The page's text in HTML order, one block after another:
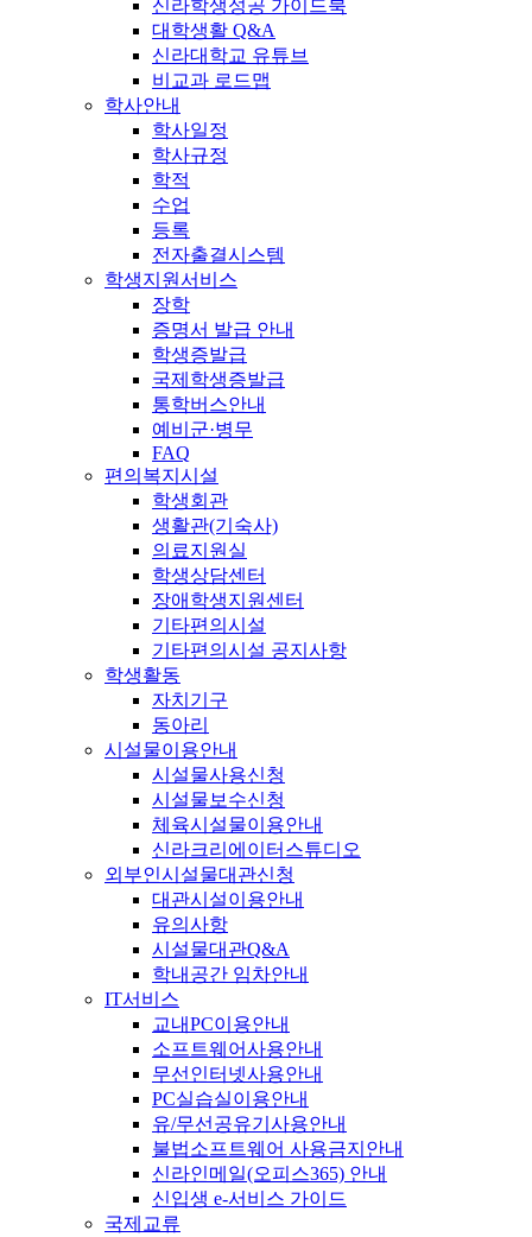
신라학생성공 가이드북
대학생활 Q&A
신라대학교 유튜브
비교과 로드맵
학사안내
학사일정
학사규정
학적
수업
등록
전자출결시스템
학생지원서비스
장학
증명서 발급 안내
학생증발급
국제학생증발급
통학버스안내
예비군·병무
FAQ
편의복지시설
학생회관
생활관(기숙사)
의료지원실
학생상담센터
장애학생지원센터
기타편의시설
기타편의시설 공지사항
학생활동
자치기구
동아리
시설물이용안내
시설물사용신청
시설물보수신청
체육시설물이용안내
신라크리에이터스튜디오
외부인시설물대관신청
대관시설이용안내
유의사항
시설물대관Q&A
학내공간 임차안내
IT서비스
교내PC이용안내
소프트웨어사용안내
무선인터넷사용안내
PC실습실이용안내
유/무선공유기사용안내
불법소프트웨어 사용금지안내
신라인메일(오피스365) 안내
신입생 e-서비스 가이드
국제교류